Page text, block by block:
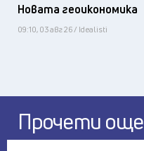
Новата геоикономика
09:10, 03 авг 26 / Idealisti
Прочети още